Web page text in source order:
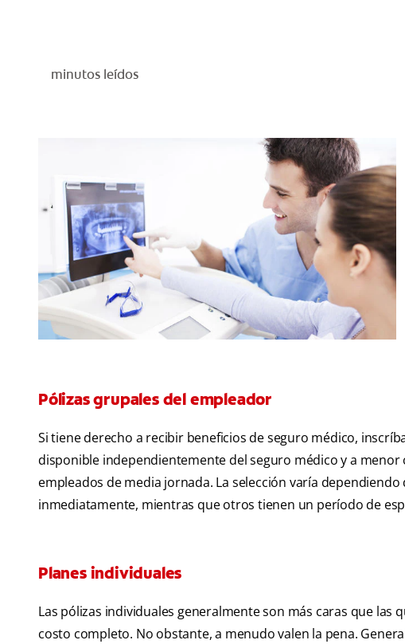
minutos leídos
Pólizas grupales del empleador
Si tiene derecho a recibir beneficios de seguro médico,
disponible independientemente del seguro médico y a
empleados de media jornada. La selección varía
inmediatamente, mientras que otros tienen un período de
Planes individuales
Las pólizas individuales generalmente son más caras que
costo completo. No obstante, a menudo valen la pena.